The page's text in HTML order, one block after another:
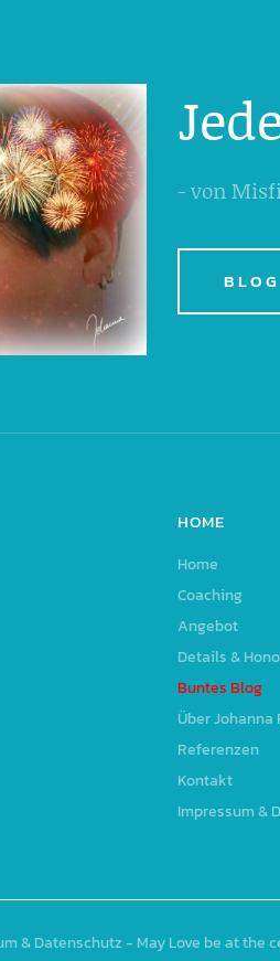
- von
HOME
Home
Coaching
Angebot
Details &
Buntes Blog
Über Johanna
Referenzen
Kontakt
Impressum &
& Datenschutz- May Love be at the